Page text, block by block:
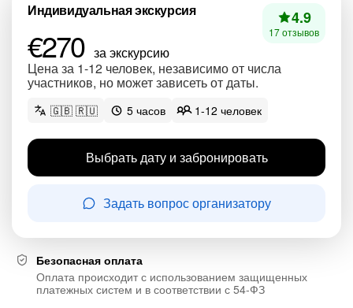
Индивидуальная экскурсия
€270 за экскурсию
Цена за 1-12 человек, независимо от числа
участников, но может зависеть от даты.
4.9
17 отзывов
🇬🇧 🇷🇺 5 часов 1-12 человек
Выбрать дату и забронировать
Задать вопрос организатору
Безопасная оплата
Оплата происходит с использованием защищенных
платежных систем и в соответствии с 54-ФЗ